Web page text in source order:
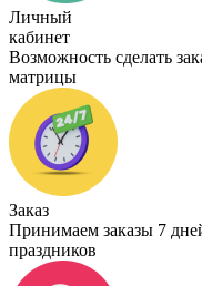
Личный
кабинет
Возможность сделать
матрицы
Заказ
Принимаем заказы 7
праздников